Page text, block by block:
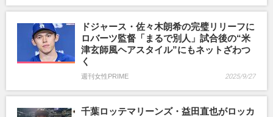
ドジャース・佐々木朗希の完璧リリーフに
ロバーツ監督「まるで別人」試合後の“米
津玄師風ヘアスタイル”にもネットざわつ
く
週刊女性PRIME 2025/9/27
千葉ロッテマリーンズ・益田直也がロッカ